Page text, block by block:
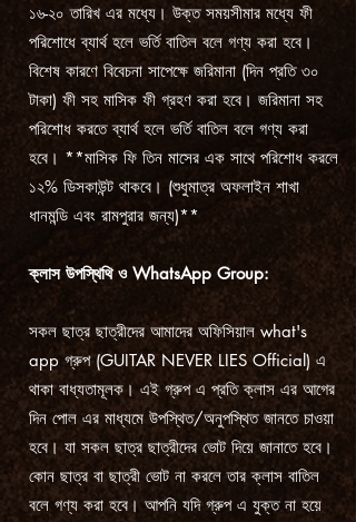
১৬-২০ তারিখ এর মধ্যে। উক্ত সময়সীমার মধ্যে ফী
পরিশোধে ব্যার্থ হলে ভর্তি বাতিল বলে গণ্য করা হবে।
বিশেষ কারণে বিবেচনা সাপেক্ষে জরিমানা (দিন প্রতি ৩০
টাকা) ফী সহ মাসিক ফী গ্রহণ করা হবে। জরিমানা সহ
পরিশোধ করতে ব্যার্থ হলে ভর্তি বাতিল বলে গণ্য করা
হবে। **মাসিক ফি তিন মাসের এক সাথে পরিশোধ করলে
১২% ডিসকাউন্ট থাকবে। (শুধুমাত্র অফলাইন শাখা
ধানমন্ডি এবং রামপুরার জন্য)**
ক্লাস উপস্থিথি ও WhatsApp Group:
সকল ছাত্র ছাত্রীদের আমাদের অফিসিয়াল what's
app গ্রুপ (GUITAR NEVER LIES Official) এ
থাকা বাধ্যতামূলক। এই গ্রুপ এ প্রতি ক্লাস এর আগের
দিন পোল এর মাধ্যমে উপস্থিত/অনুপস্থিত জানতে চাওয়া
হবে। যা সকল ছাত্র ছাত্রীদের ভোট দিয়ে জানাতে হবে।
কোন ছাত্র বা ছাত্রী ভোট না করলে তার ক্লাস বাতিল
বলে গণ্য করা হবে। আপনি যদি গ্রুপ এ যুক্ত না হয়ে